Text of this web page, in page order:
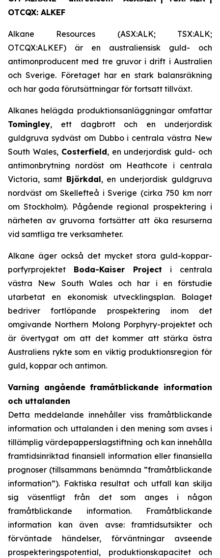
OTCQX: ALKEF
Alkane Resources (ASX:ALK; TSX:ALK;
OTCQX:ALKEF) är en australiensisk guld- och
antimonproducent med tre gruvor i drift i Australien
och Sverige. Företaget har en stark balansräkning
och har goda förutsättningar för fortsatt tillväxt.
Alkanes helägda produktionsanläggningar omfattar
Tomingley, ett dagbrott och en underjordisk
guldgruva sydväst om Dubbo i centrala västra New
South Wales, Costerfield, en underjordisk guld- och
antimonbrytning nordöst om Heathcote i centrala
Victoria, samt Björkdal, en underjordisk guldgruva
nordväst om Skellefteå i Sverige (cirka 750 km norr
om Stockholm). Pågående regional prospektering i
närheten av gruvorna fortsätter att öka resurserna
vid samtliga tre verksamheter.
Alkane äger också det mycket stora guld-koppar-
porfyrprojektet Boda-Kaiser Project i centrala
västra New South Wales och har i en förstudie
utarbetat en ekonomisk utvecklingsplan. Bolaget
bedriver fortlöpande prospektering inom det
omgivande Northern Molong Porphyry-projektet och
är övertygat om att det kommer att stärka östra
Australiens rykte som en viktig produktionsregion för
guld, koppar och antimon.
Varning angående framåtblickande information
och uttalanden
Detta meddelande innehåller viss framåtblickande
information och uttalanden i den mening som avses i
tillämplig värdepapperslagstiftning och kan innehålla
framtidsinriktad finansiell information eller finansiella
prognoser (tillsammans benämnda ”framåtblickande
information”). Faktiska resultat och utfall kan skilja
sig väsentligt från det som anges i någon
framåtblickande information. Framåtblickande
information kan även avse: framtidsutsikter och
förväntade händelser, förväntningar avseende
prospekteringspotential, produktionskapacitet och